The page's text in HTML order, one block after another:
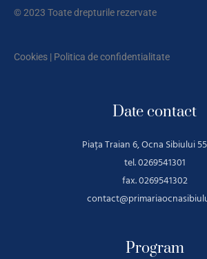
© 2023 Toate drepturile rezervate
Cookies | Politica de confidentialitate
Date contact
Piața Traian 6, Ocna Sibiului
tel. 0269541301
fax. 0269541302
Program